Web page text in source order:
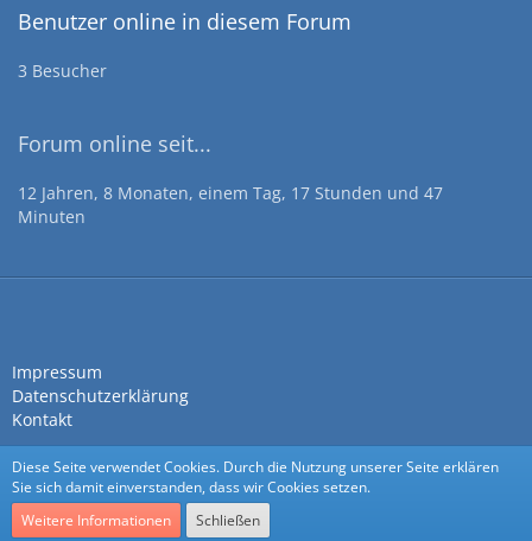
Benutzer online in diesem Forum
3 Besucher
Forum online seit...
12 Jahren, 8 Monaten, einem Tag, 17 Stunden und 47
Minuten
Impressum
Datenschutzerklärung
Kontakt
Diese Seite verwendet Cookies. Durch die Nutzung unserer Seite erklären
Sie sich damit einverstanden, dass wir Cookies setzen.
Weitere Informationen
Schließen